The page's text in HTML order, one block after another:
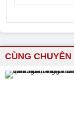
CÙNG CHUYÊN